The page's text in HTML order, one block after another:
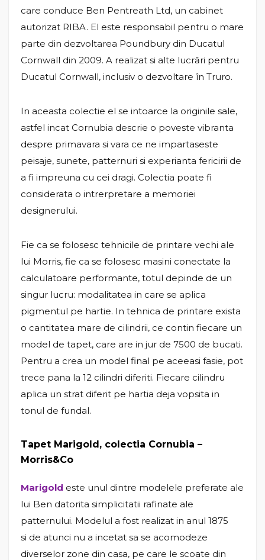
care conduce Ben Pentreath Ltd, un cabinet
autorizat RIBA. El este responsabil pentru o mare
parte din dezvoltarea Poundbury din Ducatul
Cornwall din 2009. A realizat si alte lucrări pentru
Ducatul Cornwall, inclusiv o dezvoltare în Truro.
In aceasta colectie el se intoarce la originile sale,
astfel incat Cornubia descrie o poveste vibranta
despre primavara si vara ce ne impartaseste
peisaje, sunete, patternuri si experianta fericirii de
a fi impreuna cu cei dragi. Colectia poate fi
considerata o intrerpretare a memoriei
designerului.
Fie ca se folosesc tehnicile de printare vechi ale
lui Morris, fie ca se folosesc masini conectate la
calculatoare performante, totul depinde de un
singur lucru: modalitatea in care se aplica
pigmentul pe hartie. In tehnica de printare exista
o cantitatea mare de cilindrii, ce contin fiecare un
model de tapet, care are in jur de 7500 de bucati.
Pentru a crea un model final pe aceeasi fasie, pot
trece pana la 12 cilindri diferiti. Fiecare cilindru
aplica un strat diferit pe hartia deja vopsita in
tonul de fundal.
Tapet Marigold, colectia Cornubia –
Morris&Co
Marigold este unul dintre modelele preferate ale
lui Ben datorita simplicitatii rafinate ale
patternului. Modelul a fost realizat in anul 1875
si de atunci nu a incetat sa se acomodeze
diverselor zone din casa, pe care le scoate din